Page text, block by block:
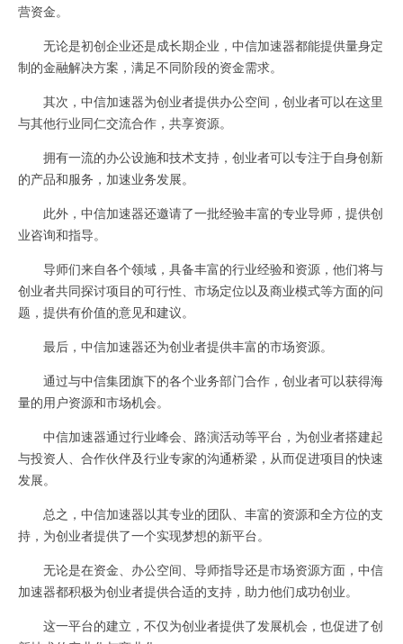
营资金。
无论是初创企业还是成长期企业，中信加速器都能提供量身定
制的金融解决方案，满足不同阶段的资金需求。
其次，中信加速器为创业者提供办公空间，创业者可以在这里
与其他行业同仁交流合作，共享资源。
拥有一流的办公设施和技术支持，创业者可以专注于自身创新
的产品和服务，加速业务发展。
此外，中信加速器还邀请了一批经验丰富的专业导师，提供创
业咨询和指导。
导师们来自各个领域，具备丰富的行业经验和资源，他们将与
创业者共同探讨项目的可行性、市场定位以及商业模式等方面的问
题，提供有价值的意见和建议。
最后，中信加速器还为创业者提供丰富的市场资源。
通过与中信集团旗下的各个业务部门合作，创业者可以获得海
量的用户资源和市场机会。
中信加速器通过行业峰会、路演活动等平台，为创业者搭建起
与投资人、合作伙伴及行业专家的沟通桥梁，从而促进项目的快速
发展。
总之，中信加速器以其专业的团队、丰富的资源和全方位的支
持，为创业者提供了一个实现梦想的新平台。
无论是在资金、办公空间、导师指导还是市场资源方面，中信
加速器都积极为创业者提供合适的支持，助力他们成功创业。
这一平台的建立，不仅为创业者提供了发展机会，也促进了创